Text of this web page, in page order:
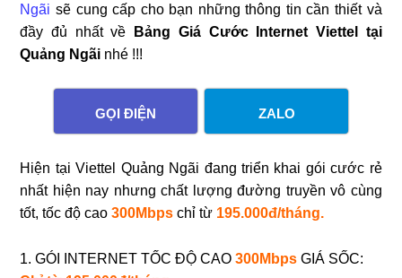
Ngãi sẽ cung cấp cho bạn những thông tin cần thiết và
đầy đủ nhất về
Bảng Giá Cước Internet Viettel tại
Quảng Ngãi nhé !!!
GỌI ĐIỆN ZALO
Hiện tại Viettel Quảng Ngãi đang triển khai gói cước rẻ
nhất hiện nay nhưng chất lượng đường truyền vô cùng
tốt, tốc độ cao300Mbpschỉ từ 195.000đ/tháng.
1. GÓI INTERNET TỐC ĐỘ CAO300Mbps GIÁ SỐC: